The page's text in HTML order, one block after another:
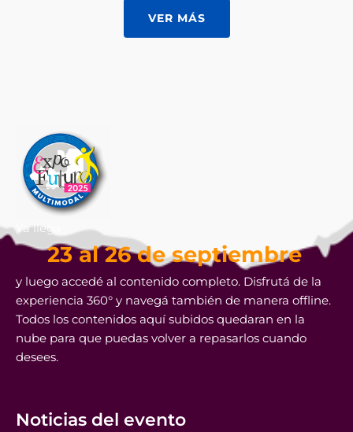
VER MÁS
Ya llega
23 al 26 de septiembre
y luego accedé al contenido completo. Disfrutá de la
experiencia 360° y navegá también de manera offline.
Todos los contenidos aquí subidos quedaran en la
nube para que puedas volver a repasarlos cuando
desees.
Noticias del evento